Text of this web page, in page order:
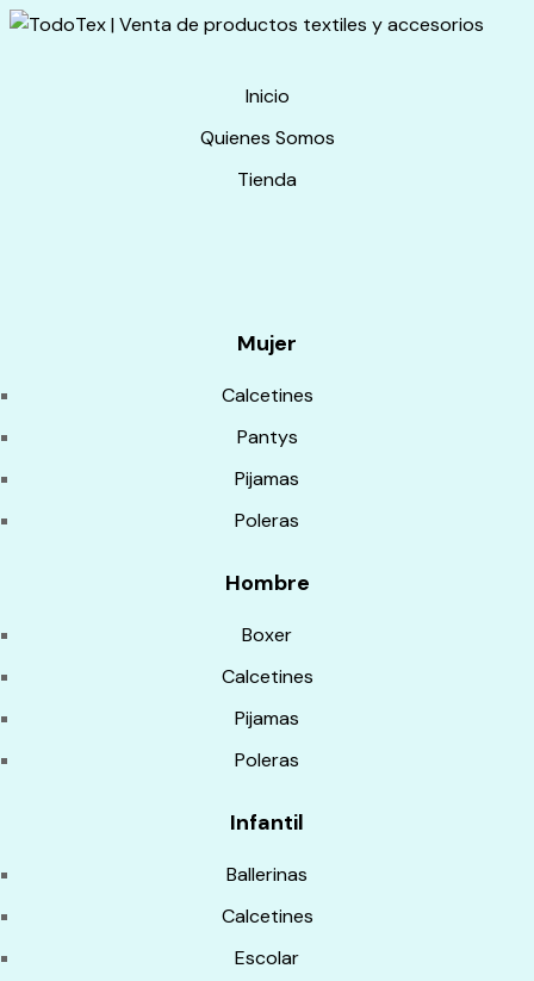
Inicio
Quienes Somos
Tienda
Mujer
Calcetines
Pantys
Pijamas
Poleras
Hombre
Boxer
Calcetines
Pijamas
Poleras
Infantil
Ballerinas
Calcetines
Escolar